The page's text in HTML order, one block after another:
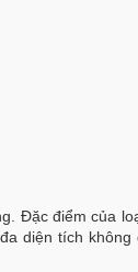
Đặc điểm của
diện tích